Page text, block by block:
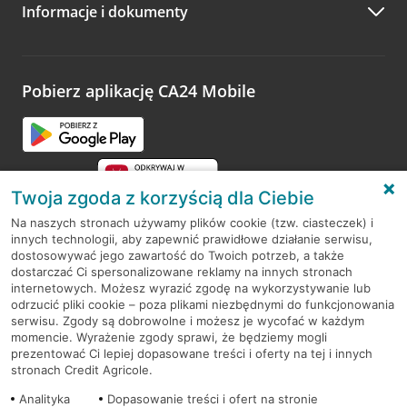
Zachęcamy do podzielenia się z nami opinią o wizycie.
opinie.
Informacje i dokumenty
Pobierz aplikację CA24 Mobile
RODO
Regulamin serwisu
Mapa serwisu
PolitykaCookies
Twoja zgoda z korzyścią dla Ciebie
Na naszych stronach używamy plików cookie (tzw. ciasteczek) i
innych technologii, aby zapewnić prawidłowe działanie serwisu,
dostosowywać jego zawartość do Twoich potrzeb, a także
dostarczać Ci spersonalizowane reklamy na innych stronach
internetowych. Możesz wyrazić zgodę na wykorzystywanie lub
odrzucić pliki cookie – poza plikami niezbędnymi do funkcjonowania
serwisu. Zgody są dobrowolne i możesz je wycofać w każdym
momencie. Wyrażenie zgody sprawi, że będziemy mogli
prezentować Ci lepiej dopasowane treści i oferty na tej i innych
stronach Credit Agricole.
Analityka
Dopasowanie treści i ofert na stronie